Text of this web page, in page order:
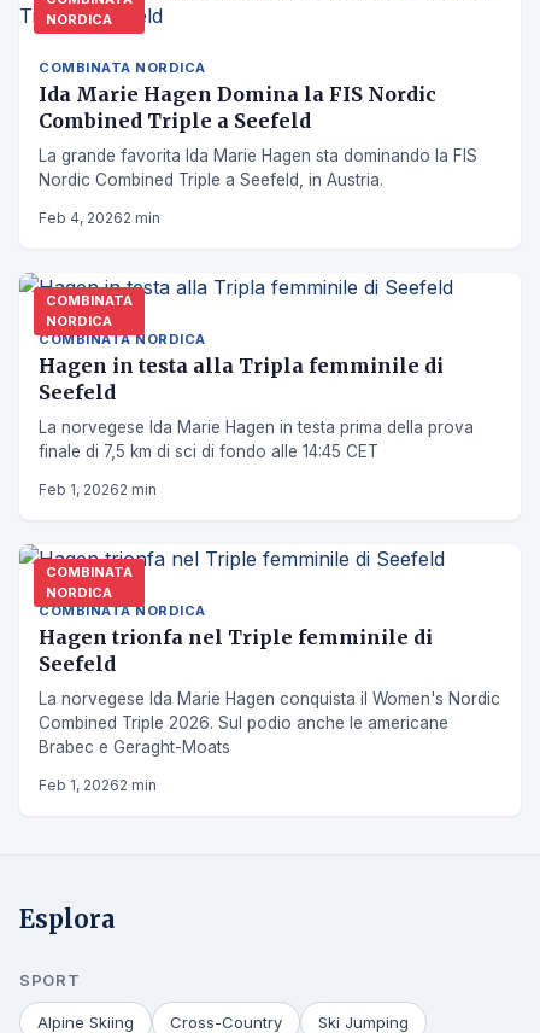
NORDICA
COMBINATA NORDICA
Ida Marie Hagen Domina la FIS Nordic
Combined Triple a Seefeld
La grande favorita Ida Marie Hagen sta dominando la FIS
Nordic Combined Triple a Seefeld, in Austria.
Feb 4, 20262 min
COMBINATA
NORDICA
COMBINATA NORDICA
Hagen in testa alla Tripla femminile di
Seefeld
La norvegese Ida Marie Hagen in testa prima della prova
finale di 7,5 km di sci di fondo alle 14:45 CET
Feb 1, 20262 min
COMBINATA
NORDICA
COMBINATA NORDICA
Hagen trionfa nel Triple femminile di
Seefeld
La norvegese Ida Marie Hagen conquista il Women's Nordic
Combined Triple 2026. Sul podio anche le americane
Brabec e Geraght-Moats
Feb 1, 20262 min
Esplora
SPORT
Alpine Skiing Cross-Country Ski Jumping